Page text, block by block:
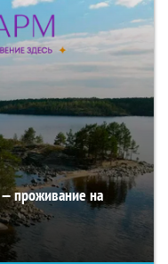
— проживание на